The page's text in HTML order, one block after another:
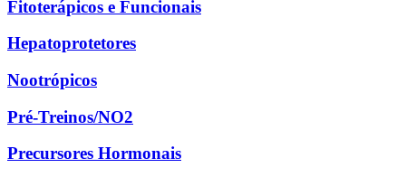
Fitoterápicos e Funcionais
Hepatoprotetores
Nootrópicos
Pré-Treinos/NO2
Precursores Hormonais